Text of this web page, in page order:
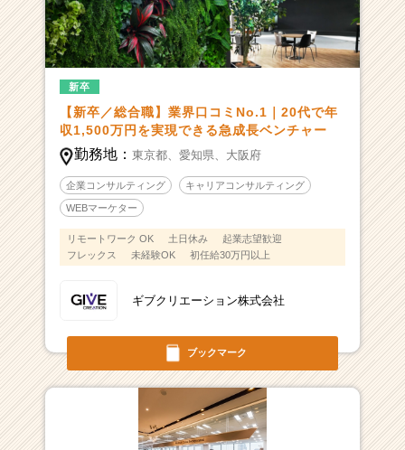
ブックマーク
新卒
【新卒／総合職】業界口コミNo.1｜20代で年
収1,500万円を実現できる急成長ベンチャー
勤務地： 東京都、 愛知県、 大阪府
企業コンサルティング キャリアコンサルティング
WEBマーケター
リモートワーク OK 土日休み
起業志望歓迎
フレックス
未経験OK 初任給30万円以上
ギブクリエーション株式会社